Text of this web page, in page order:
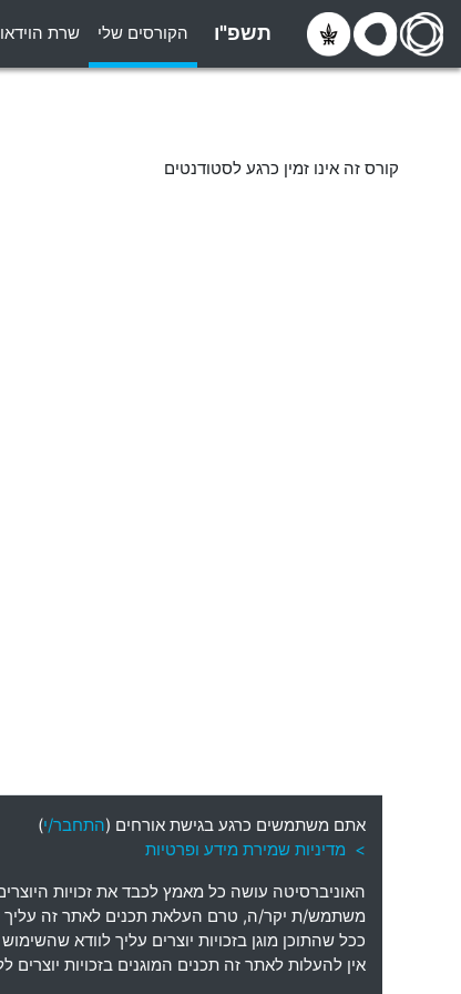
דילוג לתוכן הראשי
תשפ"ו הקורסים שלי שרת הוידאו
קורס זה אינו זמין כרגע לסטודנטים
אתם משתמשים כרגע בגישת אורחים (התחבר/י)
> מדיניות שמירת מידע ופרטיות
האוניברסיטה עושה כל מאמץ לכבד את זכויות
משתמש/ת יקר/ה, טרם העלאת תכנים לאתר זה עליך
ככל שהתוכן מוגן בזכויות יוצרים עליך לוודא
אין להעלות לאתר זה תכנים המוגנים בזכויות